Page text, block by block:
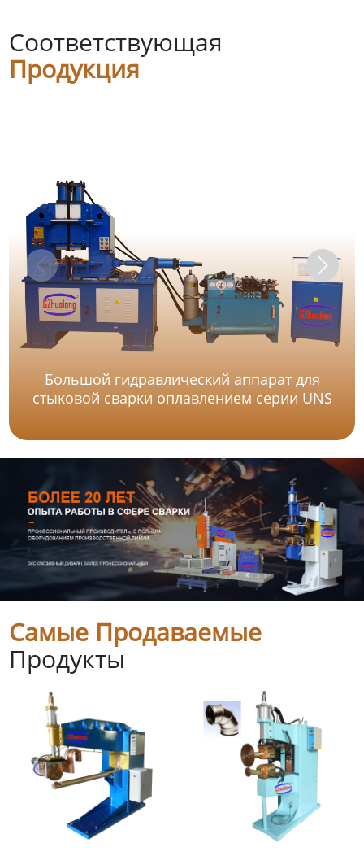
Соответствующая
Продукция
Большой гидравлический аппарат для
стыковой сварки оплавлением серии UNS
Самые Продаваемые
Продукты